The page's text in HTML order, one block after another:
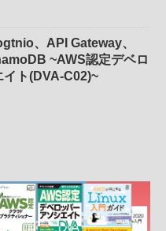
、API Gateway、
~AWS認定デベロ
イト(DVA-C02)~